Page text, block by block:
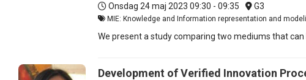
Onsdag 24 maj 2023 09:30 - 09:35 G3
MIE: Knowledge and Information representation and
We present a study comparing two mediums that
Development of Verified Innovation